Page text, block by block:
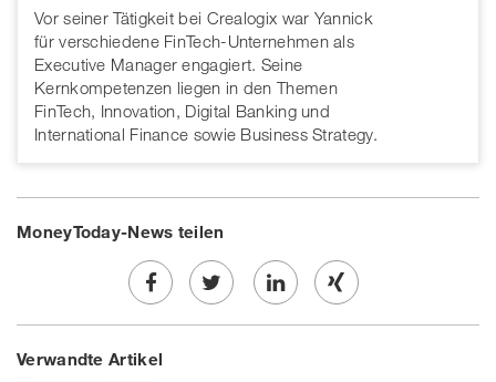
Vor seiner Tätigkeit bei Crealogix war Yannick
für verschiedene FinTech-Unternehmen als
Executive Manager engagiert. Seine
Kernkompetenzen liegen in den Themen
FinTech, Innovation, Digital Banking und
International Finance sowie Business Strategy.
MoneyToday-News teilen
Share
on
Twe
Share Share
Verwandte Artikel